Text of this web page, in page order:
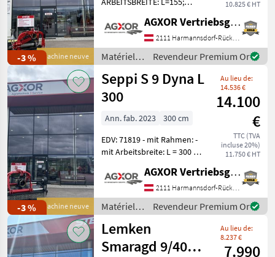
-3 % Machine neuve
10.825 € HT
ROTOR: WERKZEUGTYP:
SCHLAEGEL SMW (OPT.039)
ANTRIEB: MECHANISCH:
DREHZAHL: 540 U/MIN.
(OPT.019)
AGXOR Vertriebsgesellschaft Ost GmbH
2111 Harmannsdorf-Rückersdorf
Matériels
arboricoles
/ Sonstige
Revendeur Premium Or
-3 % Machine neuve
Seppi S 9 Dyna L
300
Au lieu de:
14.536 €
14.100
€
TTC (TVA
incluse 20%)
11.750 € HT
Ann. fab. 2023
300 cm
EDV: 71819 - mit Rahmen: -
mit Arbeitsbreite: L = 300 -
Rotor: Werkzeugtyp:
Schlägel SMO - mit Antrieb:
mechanisch; Drehzahl:
AGXOR Vertriebsgesellschaft Ost GmbH
2111 Harmannsdorf-Rückersdorf
Matériels
de semis /
Seppi
Revendeur Premium Or
Lemken
Smaragd 9/400 K
Au lieu de:
8.237 €
7.990